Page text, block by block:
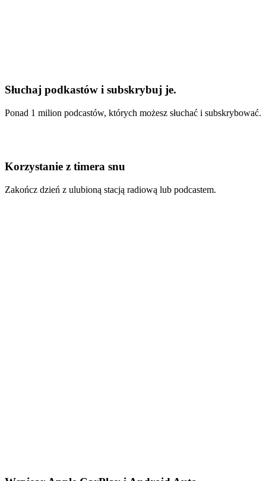
Słuchaj podkastów i subskrybuj je.
Ponad 1 milion podcastów, których możesz słuchać i subskrybować.
Korzystanie z timera snu
Zakończ dzień z ulubioną stacją radiową lub podcastem.